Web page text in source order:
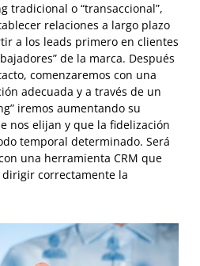
tradicional o “transaccional”,
relaciones a largo plazo
a los leads primero en clientes
de la marca. Después
comenzaremos con una
adecuada y a través de un
iremos aumentando su
nos elijan y que la fidelización
temporal determinado. Será
una herramienta CRM que
correctamente la